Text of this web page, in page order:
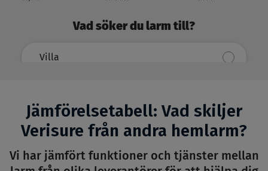
Jämförelsetabell: Vad skiljer
Verisure från andra hemlarm?
Vi har jämfört funktioner och tjänster mellan